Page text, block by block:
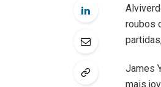
roubos
James
mais